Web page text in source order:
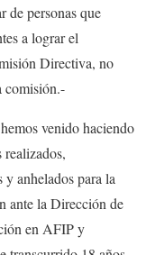
de personas que
a lograr el
Directiva, no
comisión.-
venido haciendo
realizados,
y anhelados para la
ante la Dirección de
en AFIP y